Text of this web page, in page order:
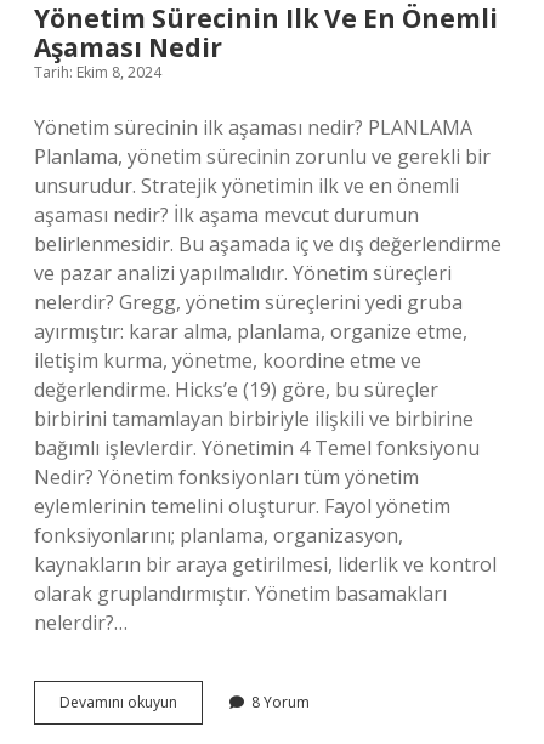
Yönetim Sürecinin Ilk Ve En Önemli
Aşaması Nedir
Tarih: Ekim 8, 2024
Yönetim sürecinin ilk aşaması nedir? PLANLAMA
Planlama, yönetim sürecinin zorunlu ve gerekli bir
unsurudur. Stratejik yönetimin ilk ve en önemli
aşaması nedir? İlk aşama mevcut durumun
belirlenmesidir. Bu aşamada iç ve dış değerlendirme
ve pazar analizi yapılmalıdır. Yönetim süreçleri
nelerdir? Gregg, yönetim süreçlerini yedi gruba
ayırmıştır: karar alma, planlama, organize etme,
iletişim kurma, yönetme, koordine etme ve
değerlendirme. Hicks’e (19) göre, bu süreçler
birbirini tamamlayan birbiriyle ilişkili ve birbirine
bağımlı işlevlerdir. Yönetimin 4 Temel fonksiyonu
Nedir? Yönetim fonksiyonları tüm yönetim
eylemlerinin temelini oluşturur. Fayol yönetim
fonksiyonlarını; planlama, organizasyon,
kaynakların bir araya getirilmesi, liderlik ve kontrol
olarak gruplandırmıştır. Yönetim basamakları
nelerdir?…
Devamını okuyun Yönetim
Sürecinin
8 Yorum